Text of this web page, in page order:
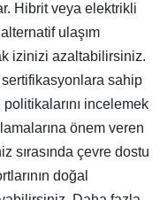
Hibrit veya elektrikli
ulaşım
izinizi azaltabilirsiniz.
sahip
incelemek
önem veren
sırasında çevre dostu
doğal